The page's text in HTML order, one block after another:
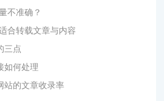
不准确？
合转载文章与内容
三点
如何处理
站的文章收录率